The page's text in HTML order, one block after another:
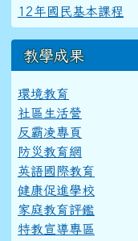
12年國民基本課程
教學成果
環境教育
社區生活營
反霸凌專頁
防災教育網
英語國際教育
健康促進學校
家庭教育評鑑
特教宣導專區